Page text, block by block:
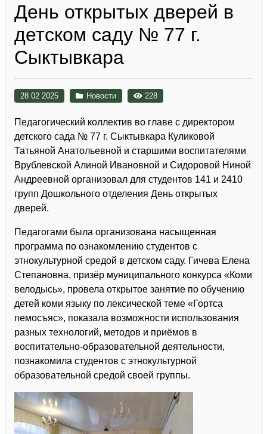
День открытых дверей в
детском саду № 77 г.
Сыктывкара
28 02 2025 Новости 228
Педагогический коллектив во главе с директором
детского сада № 77 г. Сыктывкара Куликовой
Татьяной Анатольевной и старшими воспитателями
Врублевской Алиной Ивановной и Сидоровой Ниной
Андреевной организовал для студентов 141 и 2410
групп Дошкольного отделения День открытых
дверей.
Педагогами была организована насыщенная
программа по ознакомлению студентов с
этнокультурной средой в детском саду. Гичева Елена
Степановна, призёр муниципального конкурса «Коми
велодысь», провела открытое занятие по обучению
детей коми языку по лексической теме «Гортса
пемосъяс», показала возможности использования
разных технологий, методов и приёмов в
воспитательно-образовательной деятельности,
познакомила студентов с этнокультурной
образовательной средой своей группы.